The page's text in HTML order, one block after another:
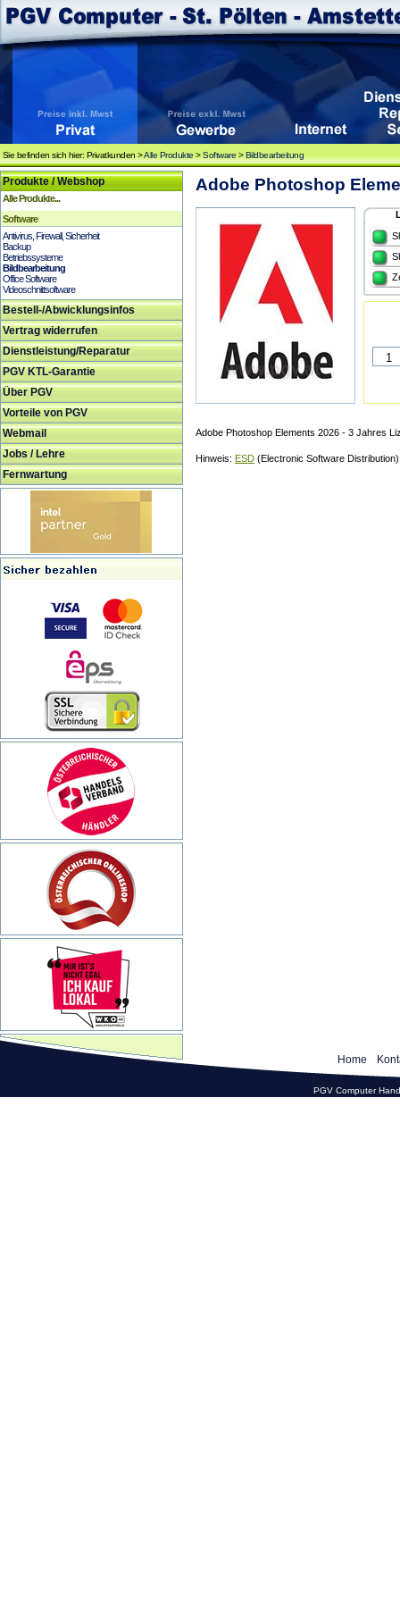
Sie befinden sich hier: Privatkunden >Alle Produkte >Software >Bildbearbeitung
Produkte / Webshop
Alle Produkte...
Software
Antivirus, Firewall, Sicherheit
Backup
Betriebssysteme
Bildbearbeitung
Office Software
Videoschnittsoftware
Bestell-/Abwicklungsinfos
Vertrag widerrufen
Dienstleistung/Reparatur
PGV KTL-Garantie
Über PGV
Vorteile von PGV
Webmail
Jobs / Lehre
Fernwartung
Adobe Photoshop
Adobe Photoshop Elements 2026 - 3 Jahres
Hinweis: ESD (Electronic Software
Home
PGV Computer